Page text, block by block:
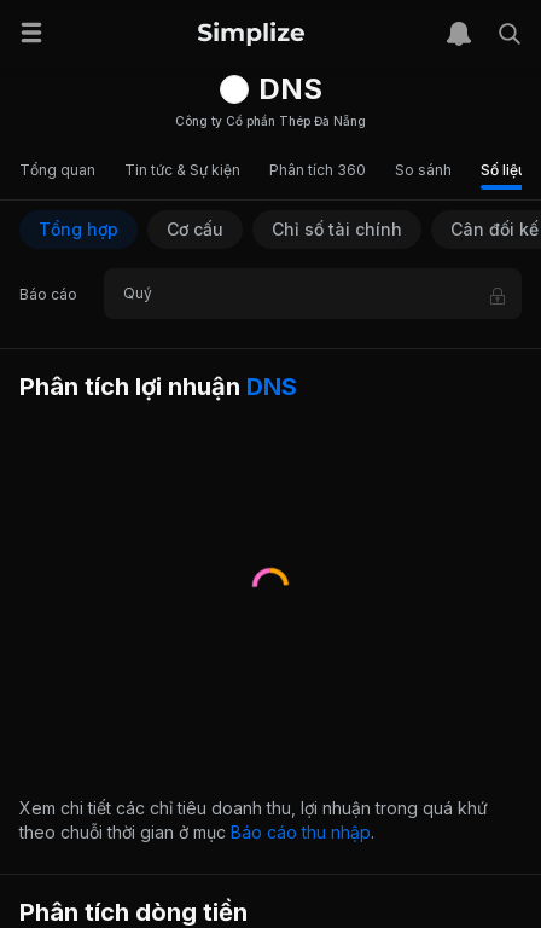
DNS
Công ty Cổ phần Thép Đà Nẵng
Tổng quan Tin tức & Sự kiện Phân tích 360 So sánh Số liệu
Tổng hợp Cơ cấu Chỉ số tài chính Cân đối
Báo cáo Quý
Phân tích lợi nhuận DNS
Xem chi tiết các chỉ tiêu doanh thu, lợi nhuận trong quá khứ
theo chuỗi thời gian ở mục Báo cáo thu nhập.
Phân tích dòng tiền